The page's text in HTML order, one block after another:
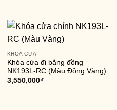
KHÓA CỬA
Khóa cửa đi bằng đồng
NK193L-RC (Màu Đồng Vàng)
3,550,000₫